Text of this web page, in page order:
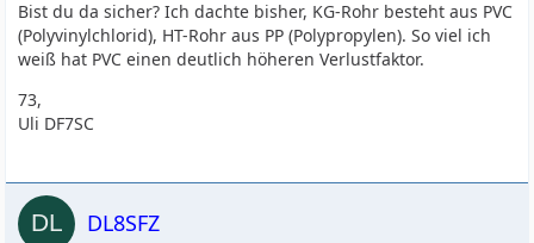
Bist du da sicher? Ich dachte bisher, KG-Rohr besteht aus PVC
(Polyvinylchlorid), HT-Rohr aus PP (Polypropylen). So viel ich
weiß hat PVC einen deutlich höheren Verlustfaktor.
73,
Uli DF7SC
DL8SFZ